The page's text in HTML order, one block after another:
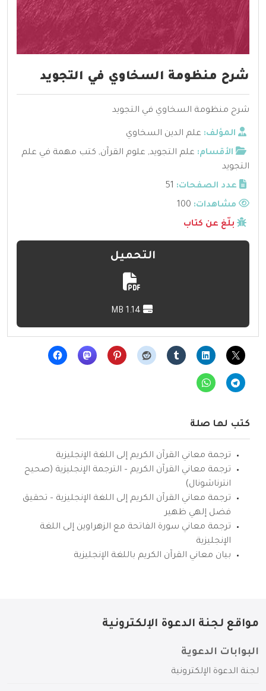
شرح منظومة السخاوي في التجويد
شرح منظومة السخاوي في التجويد
المؤلف: علم الدين السخاوي
الأقسام: علم التجويد, علوم القرآن, كتب مهمة في علم
التجويد
عدد الصفحات: 51
مشاهدات:
بلّغ عن كتاب
التحميل
كتب لها صلة
ترجمة معاني القرآن الكريم إلى اللغة الإنجليزية
ترجمة معاني القرآن الكريم – الترجمة الإنجليزية (صحيح
انترناشونال)
ترجمة معاني القرآن الكريم إلى اللغة الإنجليزية – تحقيق
فضل إلهي ظهير
ترجمة معاني سورة الفاتحة مع الزهراوين إلى اللغة
الإنجليزية
بيان معاني القرآن الكريم باللغة الإنجليزية
مواقع لجنة الدعوة الإلكترونية
البوابات الدعوية
لجنة الدعوة الإلكترونية